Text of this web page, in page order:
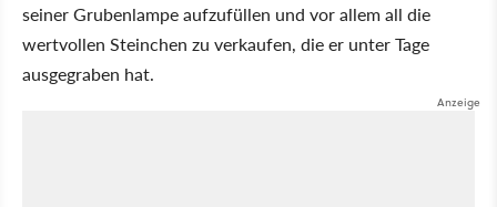
seiner Grubenlampe aufzufüllen und vor allem all die
wertvollen Steinchen zu verkaufen, die er unter Tage
ausgegraben hat.